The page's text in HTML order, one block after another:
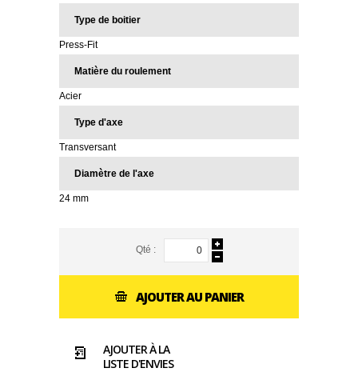
Type de boitier
Press-Fit
Matière du roulement
Acier
Type d'axe
Transversant
Diamètre de l'axe
24 mm
Qté :
AJOUTER AU PANIER
AJOUTER À LA
LISTE D'ENVIES